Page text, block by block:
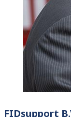
FIDsupport